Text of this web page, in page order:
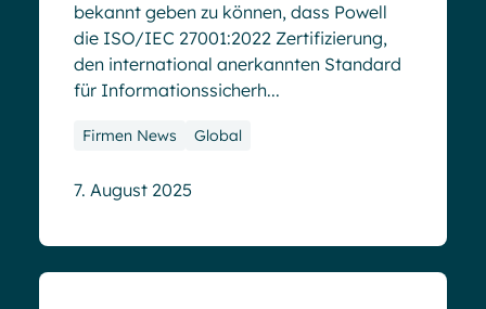
bekannt geben zu können, dass Powell
die ISO/IEC 27001:2022 Zertifizierung,
den international anerkannten Standard
für Informationssicherh...
Firmen News Global
7. August 2025